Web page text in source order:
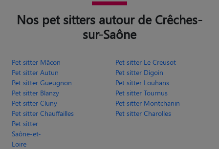
Nos pet sitters autour de Crêches-
sur-Saône
Pet sitter Mâcon
Pet sitter Le Creusot
Pet sitter Autun
Pet sitter Digoin
Pet sitter Gueugnon
Pet sitter Louhans
Pet sitter Blanzy
Pet sitter Tournus
Pet sitter Cluny
Pet sitter Montchanin
Pet sitter Chauffailles
Pet sitter Charolles
Pet sitter
Saône-et-
Loire